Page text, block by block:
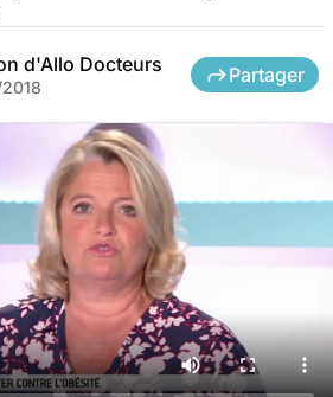
d'Allo Docteurs Partager